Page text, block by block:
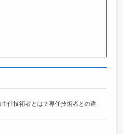
主任技術者とは？専任技術者との違